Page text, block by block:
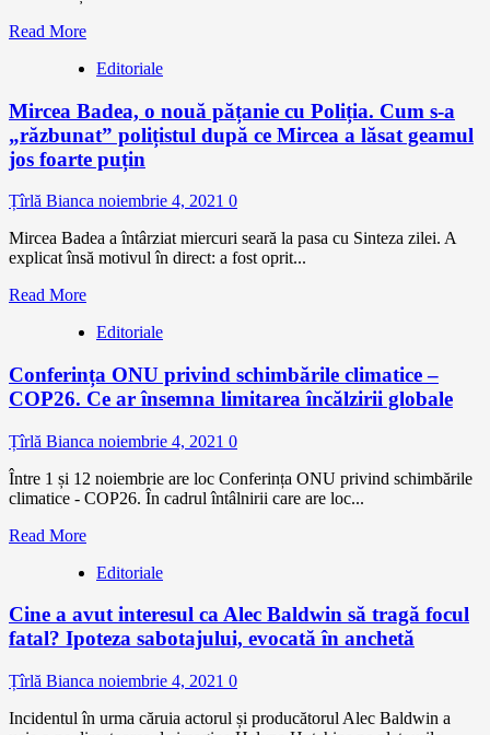
Read More
Editoriale
Mircea Badea, o nouă pățanie cu Poliția. Cum s-a
„răzbunat” polițistul după ce Mircea a lăsat geamul
jos foarte puțin
Țîrlă Bianca noiembrie 4, 2021 0
Mircea Badea a întârziat miercuri seară la pasa cu Sinteza zilei. A
explicat însă motivul în direct: a fost oprit...
Read More
Editoriale
Conferința ONU privind schimbările climatice –
COP26. Ce ar însemna limitarea încălzirii globale
Țîrlă Bianca noiembrie 4, 2021 0
Între 1 și 12 noiembrie are loc Conferința ONU privind schimbările
climatice - COP26. În cadrul întâlnirii care are loc...
Read More
Editoriale
Cine a avut interesul ca Alec Baldwin să tragă focul
fatal? Ipoteza sabotajului, evocată în anchetă
Țîrlă Bianca noiembrie 4, 2021 0
Incidentul în urma căruia actorul și producătorul Alec Baldwin a